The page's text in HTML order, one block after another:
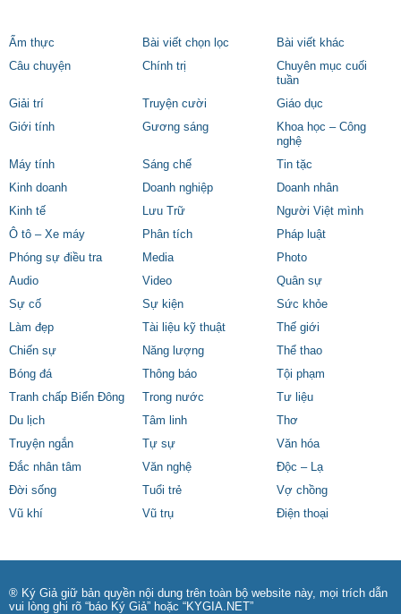
Ẩm thực Bài viết chọn lọc
Bài viết khác
Câu chuyện
Chính trị
Chuyên mục cuối
tuần
Giải trí
Truyện cười
Giáo dục
Giới tính
Gương sáng
Khoa học – Công
nghệ
Máy tính
Sáng chế
Tin tặc
Kinh doanh
Doanh nghiệp
Doanh nhân
Kinh tế
Lưu Trữ
Người Việt mình
Ô tô – Xe máy
Phân tích
Pháp luật
Phóng sự điều tra
Media
Photo
Audio
Video
Quân sự
Sự cố
Sự kiện
Sức khỏe
Làm đẹp
Tài liệu kỹ thuật
Thế giới
Chiến sự
Năng lượng
Thể thao
Bóng đá
Thông báo
Tội phạm
Tranh chấp Biển Đông
Trong nước
Tư liệu
Du lịch
Tâm linh
Thơ
Truyện ngắn
Tự sự
Văn hóa
Đắc nhân tâm
Văn nghệ
Độc – Lạ
Đời sống
Tuổi trẻ
Vợ chồng
Vũ khí
Vũ trụ Điện thoại
® Ký Giả giữ bản quyền nội dung trên toàn bộ website này, mọi trích dẫn
vui lòng ghi rõ “báo Ký Giả” hoặc “KYGIA.NET”